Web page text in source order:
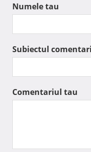
Numele tau
Subiectul
Comentariul tau